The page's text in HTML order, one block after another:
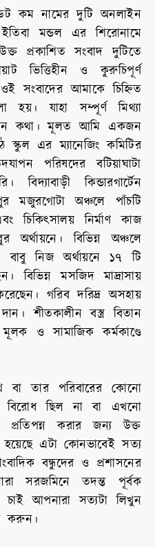
কম নামের দুটি অনলাইন
ইতিবা মন্ডল এর শিরোনামে
প্রকাশিত সংবাদ দুটিতে
ভিত্তিহীন ও কুরুচিপূর্ণ
সংবাদের আমাকে চিহ্নিত
হয়। যাহা সম্পূর্ণ মিথ্যা
কথা। মূলত আমি একজন
স্কুল এর ম্যানেজিং কমিটির
পরিষদের বটিয়াঘাটা
বিদ্যাবাড়ী কিন্ডারগার্টেন
মজুরগোটা অঞ্চলে পাঁচটি
চিকিৎসালয় নির্মাণ কাজ
অর্থায়নে। বিভিন্ন অঞ্চলে
বাবু নিজ অর্থায়নে ১৭ টি
বিভিন্ন মসজিদ মাদ্রাসায়
গরিব দরিদ্র অসহায়
শীতকালীন বস্ত্র বিতান
ও সামাজিক কর্মকাণ্ডে
তার পরিবারের কোনো
ছিল না বা এখনো
করার জন্য উক্ত
এটা কোনভাবেই সত্য
বন্ধুদের ও প্রশাসনের
সরজমিনে তদন্ত পূর্বক
আপনারা সত্যটা লিখুন
করুন।